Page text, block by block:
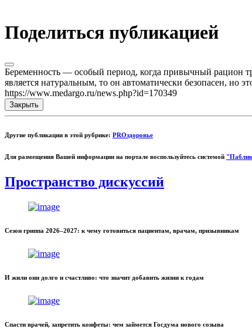
Поделиться публикацией
Беременность — особый период, когда привычный рацион
является натуральным, то он автоматически безопасен,
https://www.medargo.ru/news.php?id=170349
Закрыть
Другие публикации в этой рубрике: PROздоровье
Для размещения Вашей информации на портале воспользуйтесь системой
Пространство дискуссий
Сезон гриппа 2026–2027: к чему готовиться пациентам, врачам, призывникам
И жили они долго и счастливо: что значит добавить жизни к годам
Спасти врачей, запретить конфеты: чем займется Госдума нового созыва